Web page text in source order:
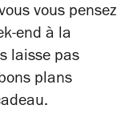
vous pensez
end à la
laisse pas
plans